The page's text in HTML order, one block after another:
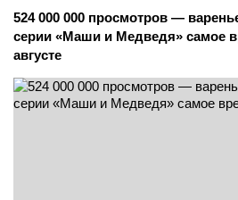
524 000 000 просмотров —
серии «Маши и Медведя» самое
августе